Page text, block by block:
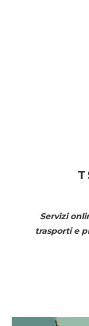
Servizi
trasporti e